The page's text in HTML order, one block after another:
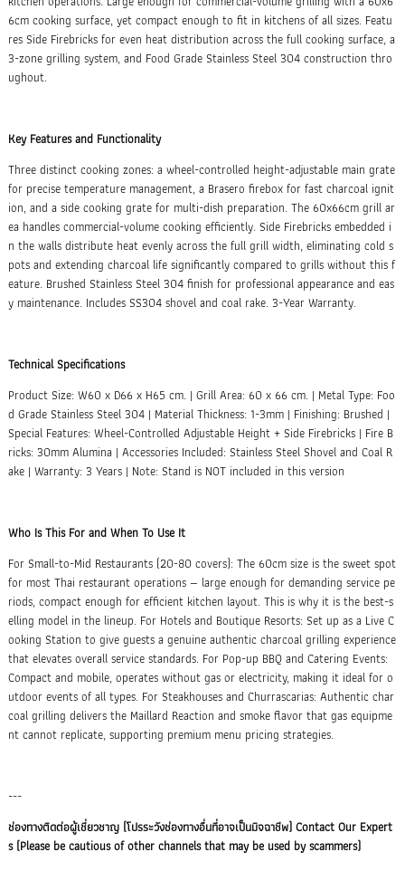
6cm cooking surface, yet compact enough to fit in kitchens of all sizes. Featu
res Side Firebricks for even heat distribution across the full cooking surface, a
3-zone grilling system, and Food Grade Stainless Steel 304 construction thro
ughout.
Key Features and Functionality
Three distinct cooking zones: a wheel-controlled height-adjustable main grate
for precise temperature management, a Brasero firebox for fast charcoal ignit
ion, and a side cooking grate for multi-dish preparation. The 60x66cm grill ar
ea handles commercial-volume cooking efficiently. Side Firebricks embedded i
n the walls distribute heat evenly across the full grill width, eliminating cold s
pots and extending charcoal life significantly compared to grills without this f
eature. Brushed Stainless Steel 304 finish for professional appearance and eas
y maintenance. Includes SS304 shovel and coal rake. 3-Year Warranty.
Technical Specifications
Product Size: W60 x D66 x H65 cm. | Grill Area: 60 x 66 cm. | Metal Type: Foo
d Grade Stainless Steel 304 | Material Thickness: 1-3mm | Finishing: Brushed |
Special Features: Wheel-Controlled Adjustable Height + Side Firebricks | Fire B
ricks: 30mm Alumina | Accessories Included: Stainless Steel Shovel and Coal R
ake | Warranty: 3 Years | Note: Stand is NOT included in this version
Who Is This For and When To Use It
For Small-to-Mid Restaurants (20-80 covers): The 60cm size is the sweet spot
for most Thai restaurant operations — large enough for demanding service pe
riods, compact enough for efficient kitchen layout. This is why it is the best-s
elling model in the lineup. For Hotels and Boutique Resorts: Set up as a Live C
ooking Station to give guests a genuine authentic charcoal grilling experience
that elevates overall service standards. For Pop-up BBQ and Catering Events:
Compact and mobile, operates without gas or electricity, making it ideal for o
utdoor events of all types. For Steakhouses and Churrascarias: Authentic char
coal grilling delivers the Maillard Reaction and smoke flavor that gas equipme
nt cannot replicate, supporting premium menu pricing strategies.
---
ช่องทางติดต่อผู้เชี่ยวชาญ (โปรระวังช่องทางอื่นที่อาจเป็นมิจฉาชีพ) Contact Our Expert
s (Please be cautious of other channels that may be used by scammers)